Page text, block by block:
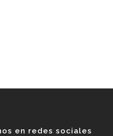
en redes sociales